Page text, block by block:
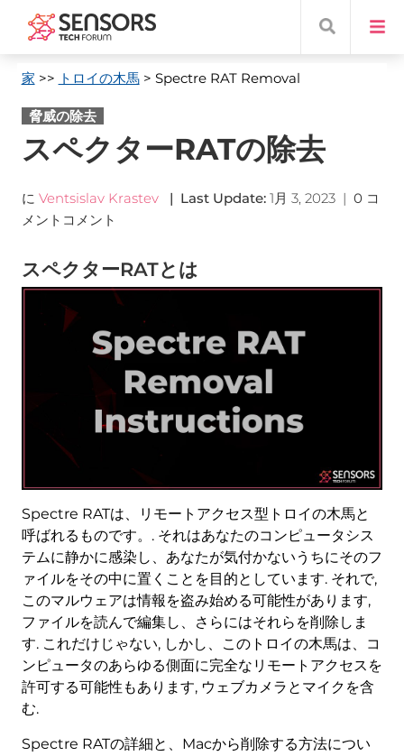
家 >> トロイの木馬 > Spectre RAT Removal
脅威の除去
スペクターRATの除去
に Ventsislav Krastev | Last Update: 1月 3, 2023| 0 コ
メントコメント
スペクターRATとは
Spectre RATは、リモートアクセス型トロイの木馬と
呼ばれるものです。. それはあなたのコンピュータシス
テムに静かに感染し、あなたが気付かないうちにそのフ
ァイルをその中に置くことを目的としています. それで,
このマルウェアは情報を盗み始める可能性があります,
ファイルを読んで編集し、さらにはそれらを削除しま
す. これだけじゃない, しかし、このトロイの木馬は、コ
ンピュータのあらゆる側面に完全なリモートアクセスを
許可する可能性もあります, ウェブカメラとマイクを含
む.
Spectre RATの詳細と、Macから削除する方法につい